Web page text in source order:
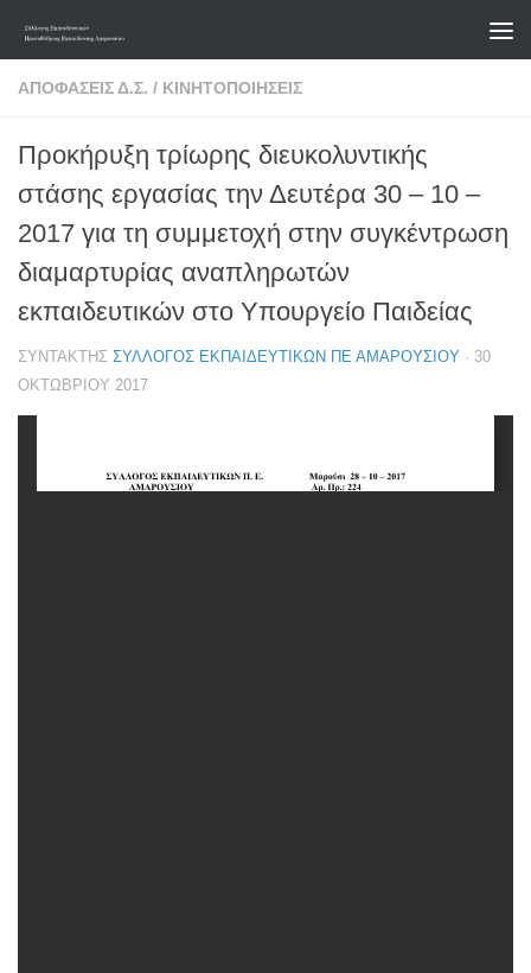
Skip to content
ΑΠΟΦΆΣΕΙΣ Δ.Σ. / ΚΙΝΗΤΟΠΟΙΉΣΕΙΣ
Προκήρυξη τρίωρης διευκολυντικής
στάσης εργασίας την Δευτέρα 30 – 10 –
2017 για τη συμμετοχή στην συγκέντρωση
διαμαρτυρίας αναπληρωτών
εκπαιδευτικών στο Υπουργείο Παιδείας
ΣΥΝΤΆΚΤΗΣ ΣΎΛΛΟΓΟΣ ΕΚΠΑΙΔΕΥΤΙΚΏΝ ΠΕ ΑΜΑΡΟΥΣΊΟΥ · 30
ΟΚΤΩΒΡΊΟΥ 2017